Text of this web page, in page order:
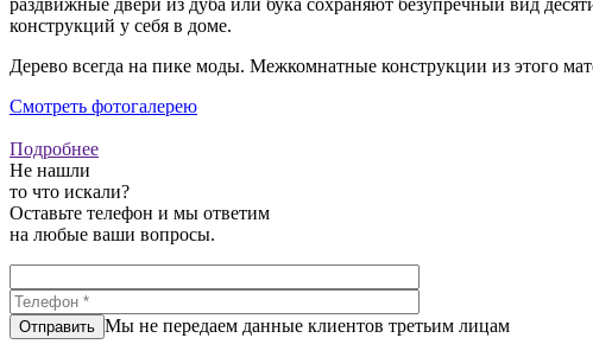
раздвижные двери из дуба или бука сохраняют безупречный вид
конструкций у себя в доме.
Дерево всегда на пике моды. Межкомнатные конструкции из этого
Смотреть фотогалерею
Подробнее
Не нашли
то что искали?
Оставьте телефон и мы ответим
на любые ваши вопросы.
Отправить Мы не передаем данные клиентов третьим лицам